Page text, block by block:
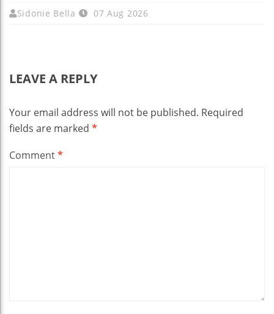
Sidonie Bella 07 Aug 2026
LEAVE A REPLY
Your email address will not be published. Required
fields are marked *
Comment*